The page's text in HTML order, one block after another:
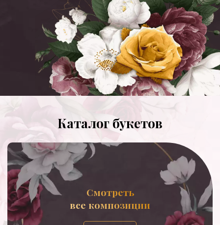
Каталог букетов
Смотреть
все композиции